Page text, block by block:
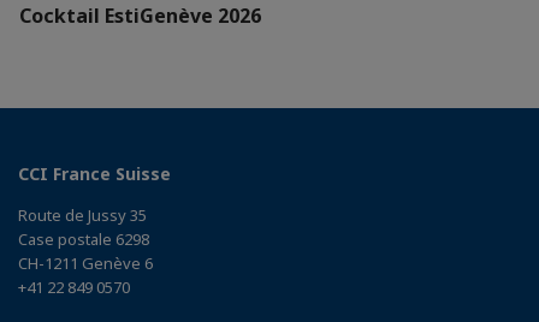
Cocktail EstiGenève 2026
CCI France Suisse
Route de Jussy 35
Case postale 6298
CH-1211 Genève 6
+41 22 849 0570